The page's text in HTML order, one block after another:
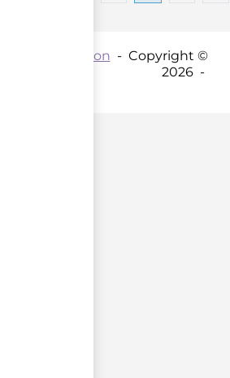
Coordination - Copyright ©
2026 -